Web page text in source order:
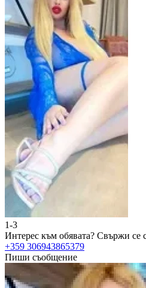
1-3
Интерес към обявата? Свържи се
+359 306943865379
Пиши съобщение